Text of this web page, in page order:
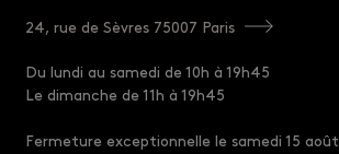
24, rue de Sèvres 75007 Paris
Du lundi au samedi de 10h à 19h45
Le dimanche de 11h à 19h45
Fermeture exceptionnelle le samedi 15 août